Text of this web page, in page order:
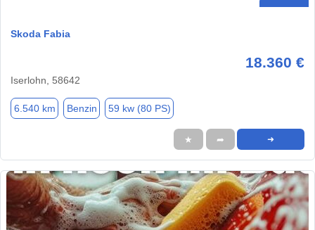
Skoda Fabia
18.360 €
Iserlohn, 58642
6.540 km Benzin 59 kw (80 PS)
★ ➦ ➜